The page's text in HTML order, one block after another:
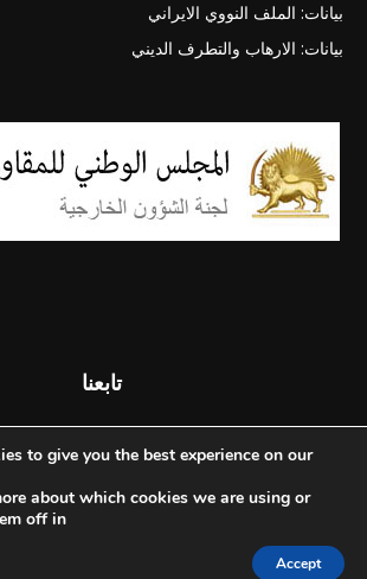
بيانات: الملف النووي الايراني
بيانات: الارهاب والتطرف الديني
تابعنا
© جميع الحقوق محفوظة - المجلس الوطني للمقاومة الإيرانية -
to give you the best experience on our
about which cookies we are using or
off in
Accept